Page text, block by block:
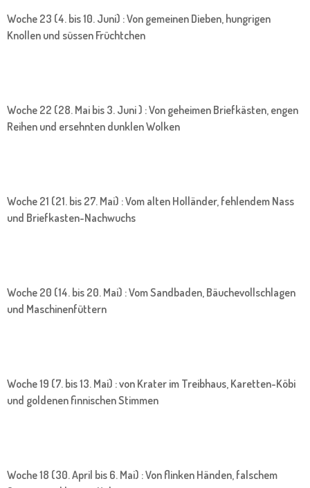
Woche 23 (4. bis 10. Juni) : Von gemeinen Dieben, hungrigen
Knollen und süssen Früchtchen
Woche 22 (28. Mai bis 3. Juni ) : Von geheimen Briefkästen, engen
Reihen und ersehnten dunklen Wolken
Woche 21 (21. bis 27. Mai) : Vom alten Holländer, fehlendem Nass
und Briefkasten-Nachwuchs
Woche 20 (14. bis 20. Mai) : Vom Sandbaden, Bäuchevollschlagen
und Maschinenfüttern
Woche 19 (7. bis 13. Mai) : von Krater im Treibhaus, Karetten-Köbi
und goldenen finnischen Stimmen
Woche 18 (30. April bis 6. Mai) : Von flinken Händen, falschem